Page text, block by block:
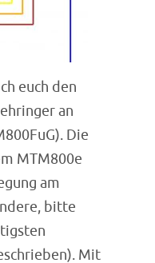
euch den
an
Die
MTM800e
am
bitte
Mit